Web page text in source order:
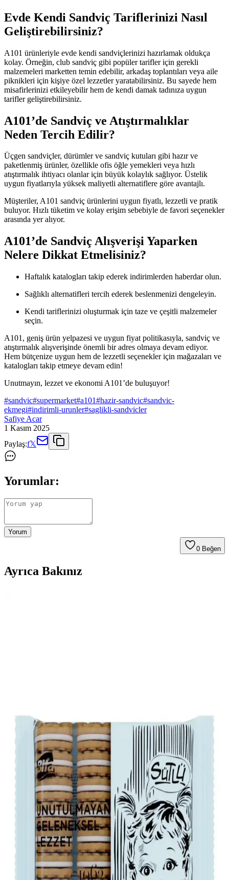
Evde Kendi Sandviç Tariflerinizi Nasıl
Geliştirebilirsiniz?
A101 ürünleriyle evde kendi sandviçlerinizi hazırlamak oldukça
kolay. Örneğin, club sandviç gibi popüler tarifler için gerekli
malzemeleri marketten temin edebilir, arkadaş toplantıları veya aile
piknikleri için kişiye özel lezzetler yaratabilirsiniz. Bu sayede hem
misafirlerinizi etkileyebilir hem de kendi damak tadınıza uygun
tarifler geliştirebilirsiniz.
A101’de Sandviç ve Atıştırmalıklar
Neden Tercih Edilir?
Üçgen sandviçler, dürümler ve sandviç kutuları gibi hazır ve
paketlenmiş ürünler, özellikle ofis öğle yemekleri veya hızlı
atıştırmalık ihtiyacı olanlar için büyük kolaylık sağlıyor. Üstelik
uygun fiyatlarıyla yüksek maliyetli alternatiflere göre avantajlı.
Müşteriler, A101 sandviç ürünlerini uygun fiyatlı, lezzetli ve pratik
buluyor. Hızlı tüketim ve kolay erişim sebebiyle de favori seçenekler
arasında yer alıyor.
A101’de Sandviç Alışverişi Yaparken
Nelere Dikkat Etmelisiniz?
Haftalık katalogları takip ederek indirimlerden haberdar olun.
Sağlıklı alternatifleri tercih ederek beslenmenizi dengeleyin.
Kendi tariflerinizi oluşturmak için taze ve çeşitli malzemeler
seçin.
A101, geniş ürün yelpazesi ve uygun fiyat politikasıyla, sandviç ve
atıştırmalık alışverişinde önemli bir adres olmaya devam ediyor.
Hem bütçenize uygun hem de lezzetli seçenekler için mağazaları ve
katalogları takip etmeye devam edin!
Unutmayın, lezzet ve ekonomi A101’de buluşuyor!
#sandvic#supermarket#a101#hazir-sandvic#sandvic-
ekmegi#indirimli-urunler#saglikli-sandvicler
Safiye Acar
1 Kasım 2025
Paylaş:f𝕏
Yorumlar:
Yorum
0 Beğen
Ayrıca Bakınız
görürken, mayonez, acı soslar, ketçap ve reçeller gibi seçenekler
tercih edilir.
Sandviç Dükkanlarında Pastırmanın Kıtır
Kalmasını Sağlayan Pişirme ve Saklama Teknikleri
Sandviç dükkanlarında pastırmanın kıtır kalması, fırında pişirme,
yağın süzülmesi ve uygun dinlendirme teknikleriyle sağlanıyor. Bu
yöntemler evde de uygulanarak pastırmanın kıtırlığı korunabilir.
Yumurta Sandviçleri İçin Sağlıklı ve Lezzetli
Malzeme Önerileri
Yumurta sandviçlerine tam tahıllı ekmek, sebzeler, sağlıklı yağlar ve
baharatlar ekleyerek besin değerini artırabilir, dengeli ve lezzetli
öğünler hazırlayabilirsiniz.